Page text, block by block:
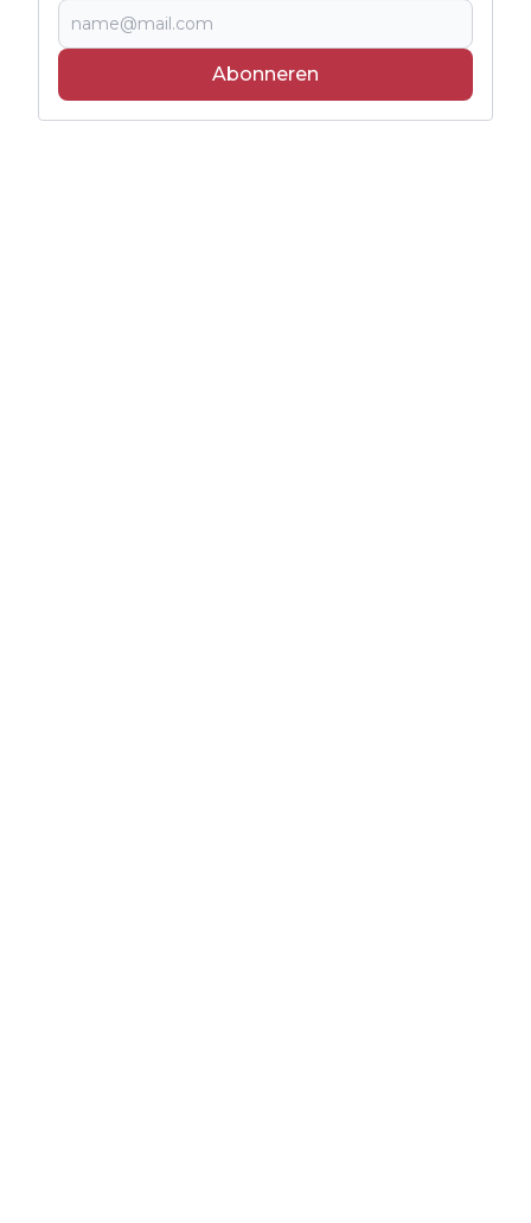
Abonneren